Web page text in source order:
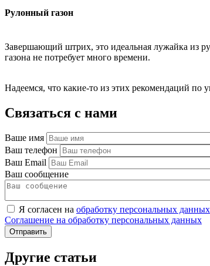
Рулонный газон
Завершающий штрих, это идеальная лужайка из
газона не потребует много времени.
Надеемся, что какие-то из этих рекомендаций
Связаться с нами
Ваше имя
Ваш телефон
Ваш Email
Ваш сообщение
Я согласен на обработку персональных данных
Соглашение на обработку персональных данных
Другие статьи